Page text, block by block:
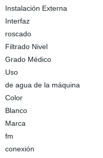
Instalación Externa
Interfaz
roscado
Filtrado Nivel
Grado Médico
Uso
de agua de la máquina
Color
Blanco
Marca
fm
conexión